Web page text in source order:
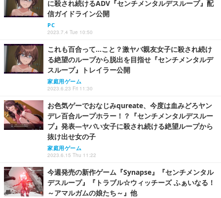
に殺され続けるADV『センチメンタルデスループ』配
信ガイドライン公開
PC
2023.7.4 Tue 10:50
これも百合って…こと？激ヤバ親友女子に殺され続け
る絶望のループから脱出を目指せ『センチメンタルデ
スループ』トレイラー公開
家庭用ゲーム
2023.6.23 Fri 11:30
お色気ゲーでおなじみqureate、今度は血みどろヤン
デレ百合ループホラー！？『センチメンタルデスルー
プ』発表―ヤバい女子に殺され続ける絶望ループから
抜け出せ女の子
家庭用ゲーム
2023.6.15 Thu 11:22
今週発売の新作ゲーム『Synapse』『センチメンタル
デスループ』『トラブル☆ウィッチーズ ふぁいなる！
～アマルガムの娘たち～』他